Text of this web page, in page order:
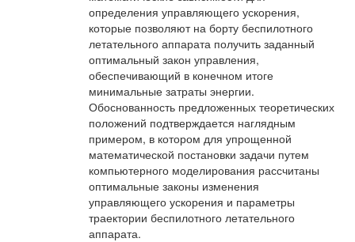
определения управляющего ускорения,
которые позволяют на борту беспилотного
летательного аппарата получить заданный
оптимальный закон управления,
обеспечивающий в конечном итоге
минимальные затраты энергии.
Обоснованность предложенных теоретических
положений подтверждается наглядным
примером, в котором для упрощенной
математической постановки задачи путем
компьютерного моделирования рассчитаны
оптимальные законы изменения
управляющего ускорения и параметры
траектории беспилотного летательного
аппарата.